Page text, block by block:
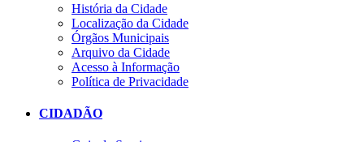
História da Cidade
Localização da Cidade
Órgãos Municipais
Arquivo da Cidade
Acesso à Informação
Política de Privacidade
CIDADÃO